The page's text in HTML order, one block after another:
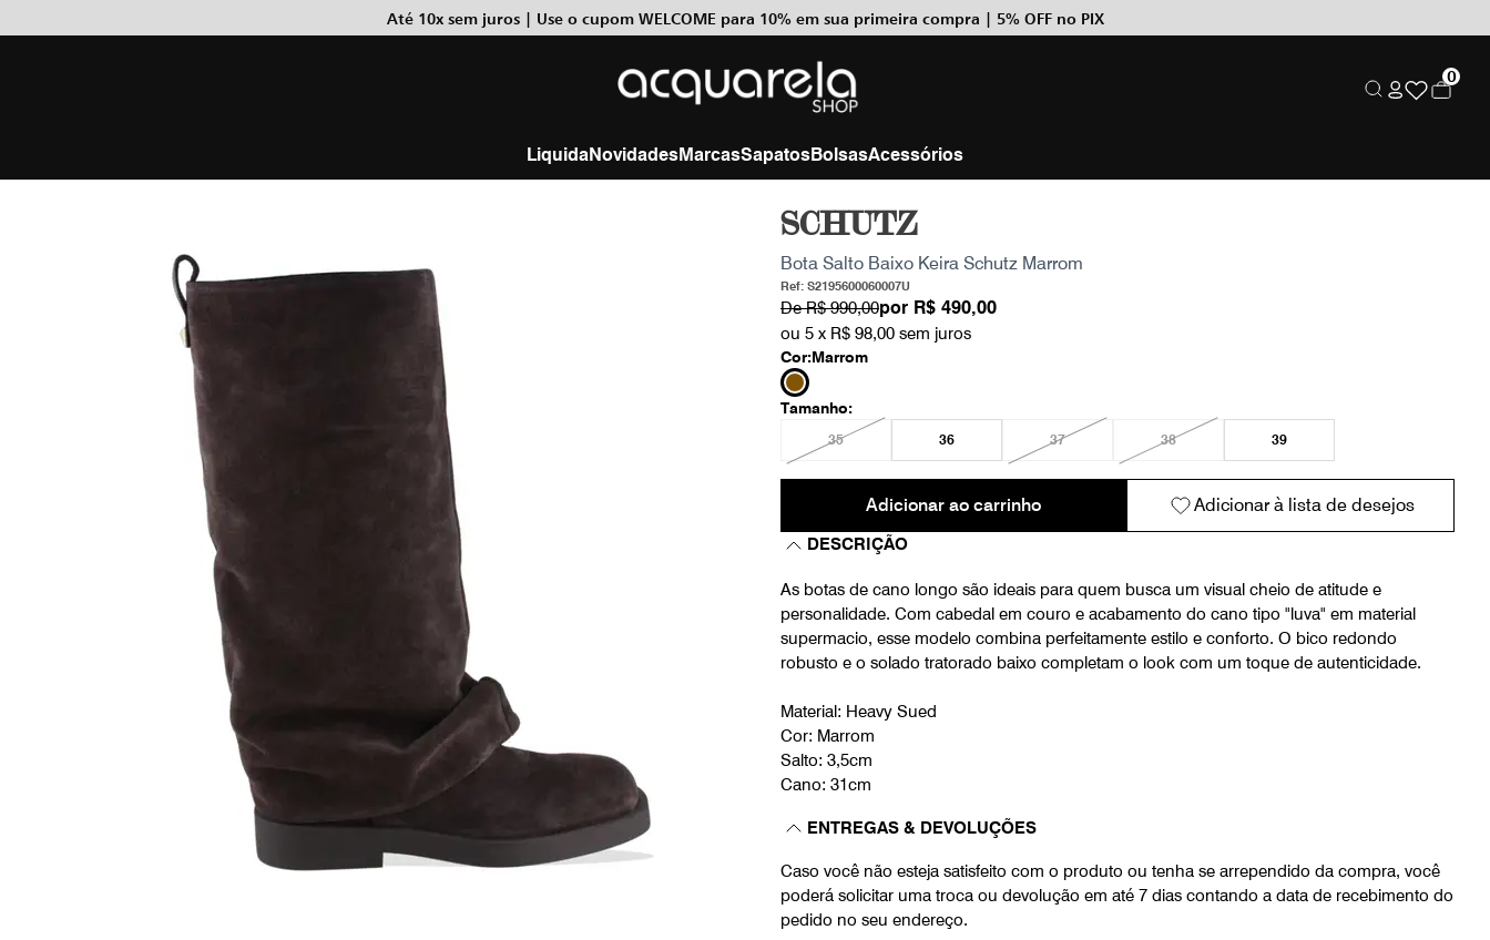
Até 10x sem juros | Use o cupom WELCOME para 10% em sua primeira compra | 5% OFF no PIX
0
LiquidaNovidadesMarcasSapatosBolsasAcessórios
SCHUTZ
Bota Salto Baixo Keira Schutz Marrom
Ref: S2195600060007U
DeR$ 990,00por R$ 490,00
ou 5 x R$ 98,00 sem juros
Cor:Marrom
Tamanho:
35 36 37 38 39
Adicionar ao carrinho Adicionar à lista de desejos
DESCRIÇÃO
As botas de cano longo são ideais para quem busca um visual cheio de atitude e
personalidade. Com cabedal em couro e acabamento do cano tipo "luva" em material
supermacio, esse modelo combina perfeitamente estilo e conforto. O bico redondo
robusto e o solado tratorado baixo completam o look com um toque de autenticidade.
Material: Heavy Sued
Cor: Marrom
Salto: 3,5cm
Cano: 31cm
ENTREGAS & DEVOLUÇÕES
Caso você não esteja satisfeito com o produto ou tenha se arrependido da compra, você
poderá solicitar uma troca ou devolução em até 7 dias contando a data de recebimento do
pedido no seu endereço.